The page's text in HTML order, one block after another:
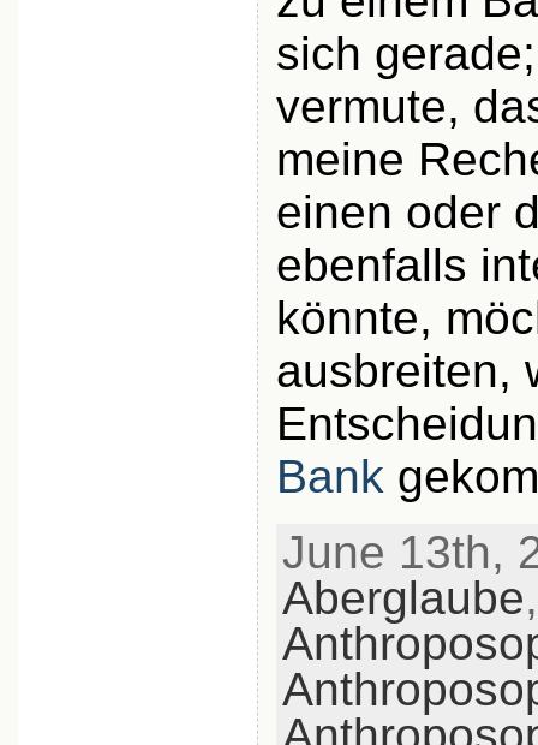
sich
vermute,
meine
einen oder
ebenfalls
könnte,
ausbreiten,
Bank
June 13th,
Aberglaube,